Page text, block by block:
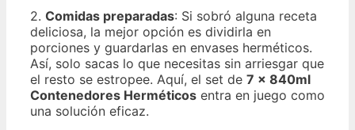
2. Comidas preparadas: Si sobró alguna receta
deliciosa, la mejor opción es dividirla en
porciones y guardarlas en envases herméticos.
Así, solo sacas lo que necesitas sin arriesgar que
el resto se estropee. Aquí, el set de 7 x 840ml
Contenedores Herméticos entra en juego como
una solución eficaz.